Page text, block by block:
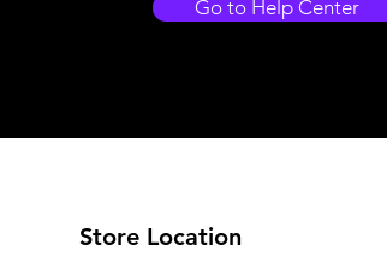
Go to Help Center
Store Location